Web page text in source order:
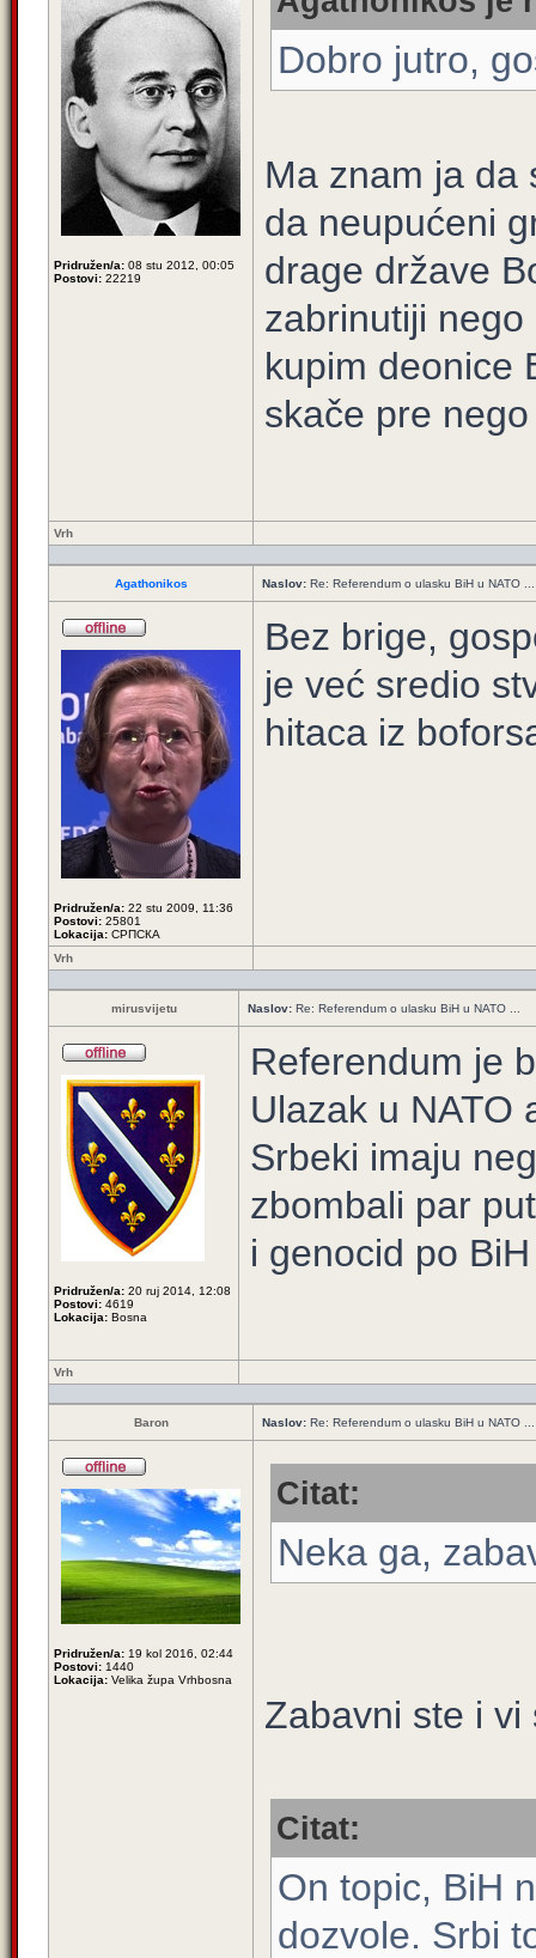
Pridružen/a: 08 stu 2012, 00:05
Postovi: 22219
Dobro jutro,
Ma znam ja da
da neupućeni
drage države
zabrinutiji
kupim deonice
skače pre
Vrh
Agathonikos Naslov: Re: Referendum o ulasku BiH u NATO ...
Pridružen/a: 22 stu 2009, 11:36
Postovi: 25801
Lokacija: СРПСКА
Bez brige,
je već sredio
hitaca iz
Vrh
mirusvijetu Naslov: Re: Referendum o ulasku BiH u NATO ...
Pridružen/a: 20 ruj 2014, 12:08
Postovi: 4619
Lokacija: Bosna
Referendum je
Ulazak u NATO
Srbeki imaju
zbombali par
i genocid po
Vrh
Baron Naslov: Re: Referendum o ulasku BiH u NATO ...
Pridružen/a: 19 kol 2016, 02:44
Postovi: 1440
Lokacija: Velika župa Vrhbosna
Citat:
Neka ga,
Zabavni ste i vi
Citat:
On topic, BiH
dozvole. Srbi